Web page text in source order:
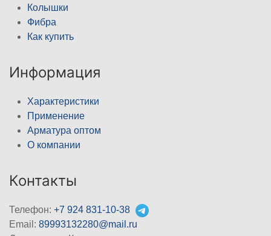
Колышки
Фибра
Как купить
Информация
Характеристики
Применение
Арматура оптом
О компании
Контакты
Телефон: +7 924 831-10-38
Email: 89993132280@mail.ru